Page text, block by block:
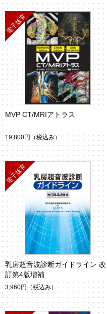
MVP CT/MRIアトラス
19,800円 （税込み）
乳房超音波診断ガイドライン 改
訂第4版増補
3,960円 （税込み）